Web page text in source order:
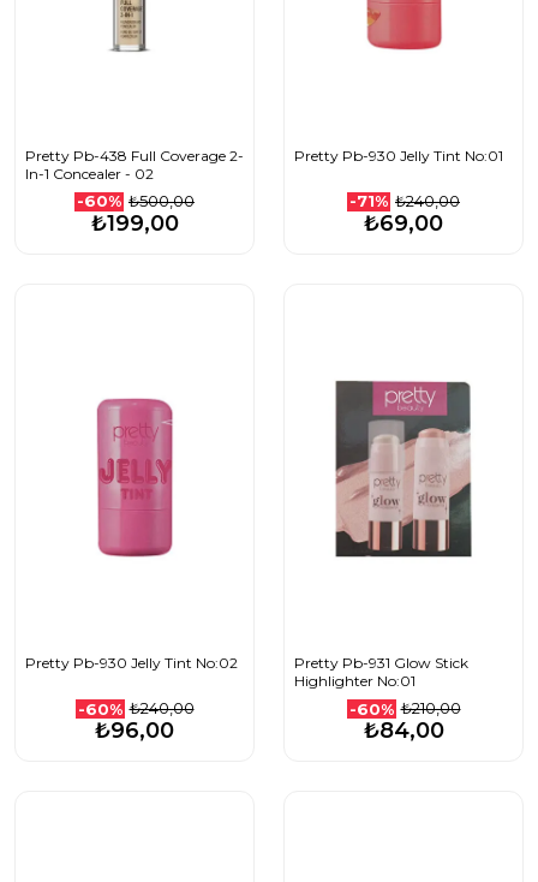
Pretty Pb-438 Full Coverage 2-
In-1 Concealer - 02
-60% ₺500,00
₺199,00
Pretty Pb-930 Jelly Tint No:01
-71% ₺240,00
₺69,00
Pretty Pb-930 Jelly Tint No:02
-60% ₺240,00
₺96,00
Pretty Pb-931 Glow Stick
Highlighter No:01
-60% ₺210,00
₺84,00